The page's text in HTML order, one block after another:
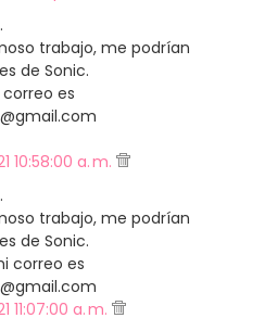
trabajo, me podrían
de Sonic.
es
10:58:00 a. m.
trabajo, me podrían
de Sonic.
correo es
11:07:00 a. m.